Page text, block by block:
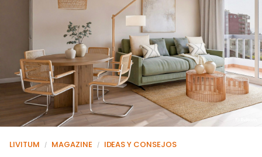
LIVITUM / MAGAZINE / IDEAS Y CONSEJOS